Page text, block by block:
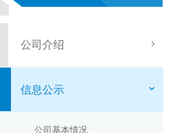
公司介绍
信息公示
公司基本情况